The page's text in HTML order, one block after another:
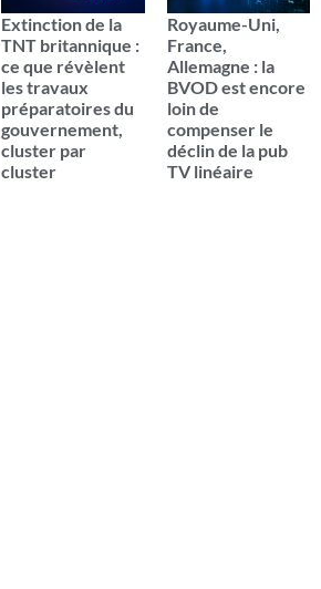
Extinction de la
TNT britannique :
ce que révèlent
les travaux
préparatoires du
gouvernement,
cluster par
cluster
Royaume-Uni,
France,
Allemagne : la
BVOD est encore
loin de
compenser le
déclin de la pub
TV linéaire